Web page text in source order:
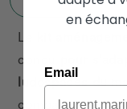
Le kit
conçu
ludospaces du
compactes et
en
Email